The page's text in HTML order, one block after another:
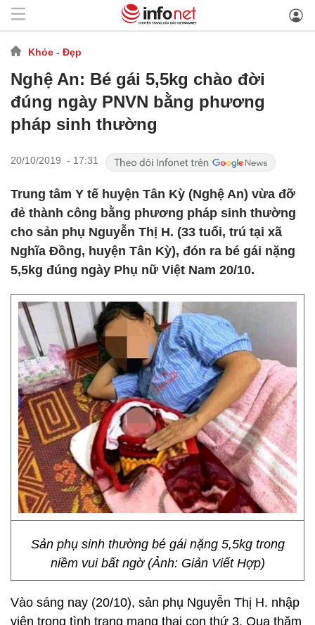
Khỏe - Đẹp
Nghệ An: Bé gái 5,5kg chào đời
đúng ngày PNVN bằng phương
pháp sinh thường
20/10/2019 - 17:31
Trung tâm Y tế huyện Tân Kỳ (Nghệ An) vừa đỡ
đẻ thành công bằng phương pháp sinh thường
cho sản phụ Nguyễn Thị H. (33 tuổi, trú tại xã
Nghĩa Đồng, huyện Tân Kỳ), đón ra bé gái nặng
5,5kg đúng ngày Phụ nữ Việt Nam 20/10.
Sản phụ sinh thường bé gái nặng 5,5kg trong
niềm vui bất ngờ (Ảnh: Giản Viết Hợp)
Vào sáng nay (20/10), sản phụ Nguyễn Thị H. nhập
viện trong tình trạng mang thai con thứ 3. Qua thăm